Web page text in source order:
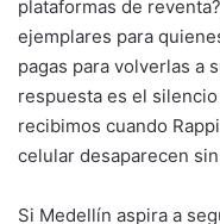
plataformas de
ejemplares para
pagas para volverlas a
respuesta es el
recibimos cuando
celular desaparecen
Si Medellín aspira a